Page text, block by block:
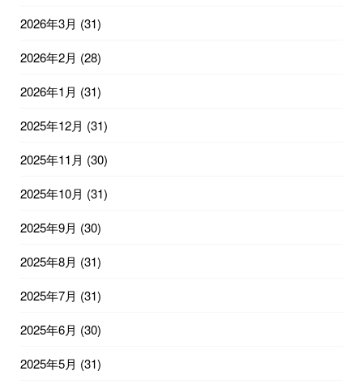
2026年3月 (31)
2026年2月 (28)
2026年1月 (31)
2025年12月 (31)
2025年11月 (30)
2025年10月 (31)
2025年9月 (30)
2025年8月 (31)
2025年7月 (31)
2025年6月 (30)
2025年5月 (31)